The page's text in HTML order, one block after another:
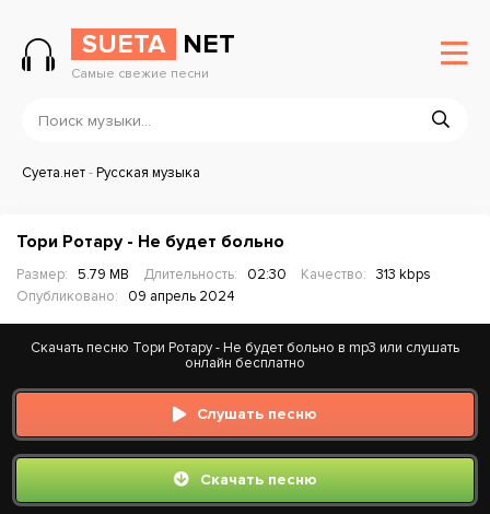
SUETA NET
Самые свежие песни
Суета.нет-Русская музыка
Тори Ротару - Не будет больно
Размер: 5.79 MB Длительность: 02:30 Качество:
313 kbps
Опубликовано:
09 апрель 2024
Скачать песню Тори Ротару - Не будет больно в mp3 или слушать
онлайн бесплатно
Слушать песню
Скачать песню